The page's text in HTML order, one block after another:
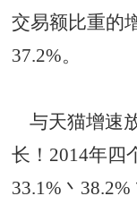
交易额比重的
37.2%。
与天猫增速
长！2014年四
33.1%丶38.2%